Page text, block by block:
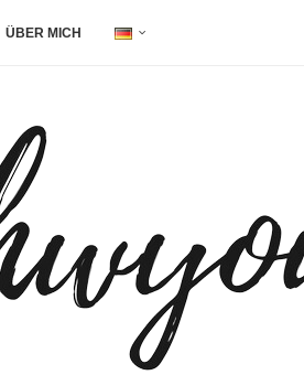
ÜBER MICH